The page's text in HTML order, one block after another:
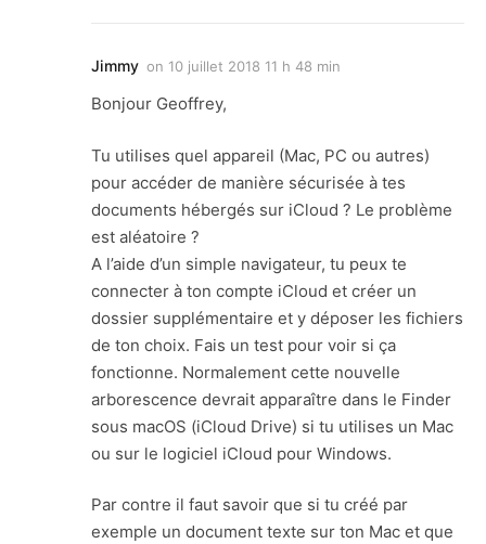
Jimmy on 10 juillet 2018 11 h 48 min
Bonjour Geoffrey,
Tu utilises quel appareil (Mac, PC ou autres)
pour accéder de manière sécurisée à tes
documents hébergés sur iCloud ? Le problème
est aléatoire ?
A l’aide d’un simple navigateur, tu peux te
connecter à ton compte iCloud et créer un
dossier supplémentaire et y déposer les fichiers
de ton choix. Fais un test pour voir si ça
fonctionne. Normalement cette nouvelle
arborescence devrait apparaître dans le Finder
sous macOS (iCloud Drive) si tu utilises un Mac
ou sur le logiciel iCloud pour Windows.
Par contre il faut savoir que si tu créé par
exemple un document texte sur ton Mac et que